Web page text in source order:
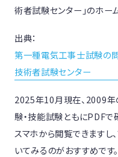
術者試験センター」のホー
出典：
第一種電気工事士試験の
技術者試験センター
2025年10月現在、2009
験・技能試験ともにPDFで
スマホから閲覧できますし
いてみるのがおすすめです。